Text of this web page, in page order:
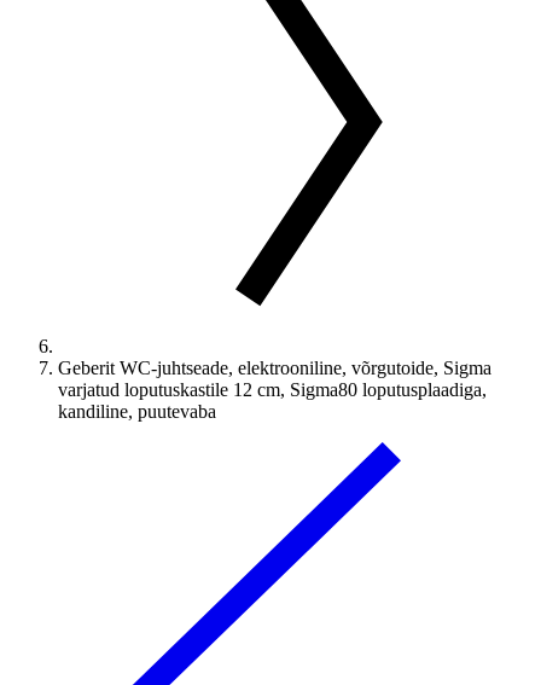
Geberit WC-juhtseade, elektrooniline, võrgutoide, Sigma
varjatud loputuskastile 12 cm, Sigma80 loputusplaadiga,
kandiline, puutevaba